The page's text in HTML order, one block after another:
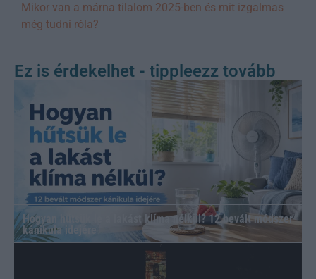
Mikor van a márna tilalom 2025-ben és mit izgalmas
még tudni róla?
Ez is érdekelhet - tippleezz tovább
Hogyan hűtsük le a lakást klíma nélkül? 12 bevált módszer
kánikula idejére